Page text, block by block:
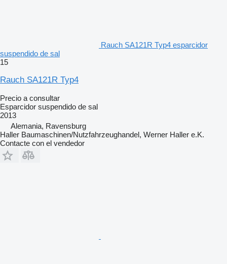
Rauch SA121R Typ4 esparcidor
suspendido de sal
15
Rauch SA121R Typ4
Precio a consultar
Esparcidor suspendido de sal
2013
Alemania, Ravensburg
Haller Baumaschinen/Nutzfahrzeughandel, Werner Haller e.K.
Contacte con el vendedor